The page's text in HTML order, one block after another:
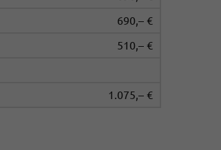
690,– €
510,– €
1.075,– €